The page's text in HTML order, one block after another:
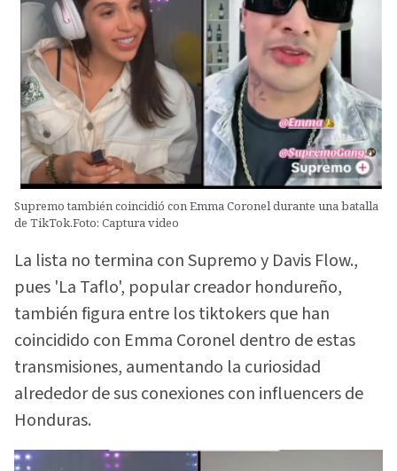
Supremo también coincidió con Emma Coronel durante una batalla
de TikTok.Foto: Captura video
La lista no termina con Supremo y Davis Flow.,
pues 'La Taflo', popular creador hondureño,
también figura entre los tiktokers que han
coincidido con Emma Coronel dentro de estas
transmisiones, aumentando la curiosidad
alrededor de sus conexiones con influencers de
Honduras.